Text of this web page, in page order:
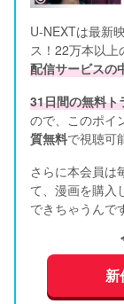
U-NEXTは最新
ス！22万本以
配信サービスの
31日間の無料ト
ので、このポイ
質無料で視聴
さらに本会員は
て、漫画を購入
できちゃうんで
新